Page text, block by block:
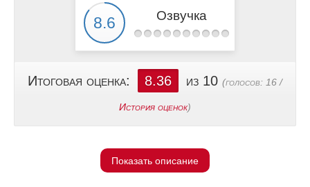
Озвучка
Итоговая оценка: 8.36 из 10 (голосов: 16 /
История оценок)
Показать описание